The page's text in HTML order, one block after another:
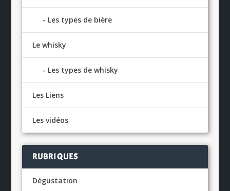
Les types de bière
Le whisky
Les types de whisky
Les Liens
Les vidéos
RUBRIQUES
Dégustation